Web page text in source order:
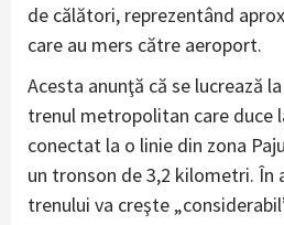
de călători, reprezentând
care au mers către aeroport.
Acesta anunţă că se lucrează
trenul metropolitan care duce
conectat la o linie din zona
un tronson de 3,2 kilometri. În
trenului va creşte